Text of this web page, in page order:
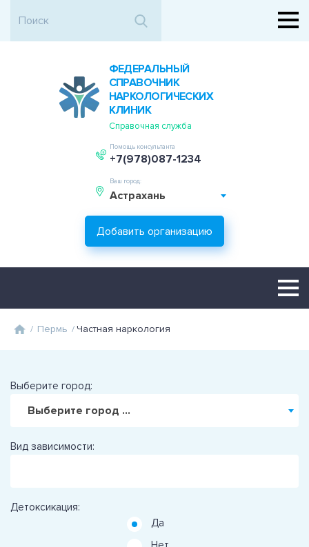
ФЕДЕРАЛЬНЫЙ
СПРАВОЧНИК
НАРКОЛОГИЧЕСКИХ
КЛИНИК
Справочная служба
Помощь консультанта
+7(978)087-1234
Ваш город:
Астрахань
Добавить организацию
/ Пермь /Частная наркология
Выберите город:
Выберите город ...
Вид зависимости:
Детоксикация:
Да